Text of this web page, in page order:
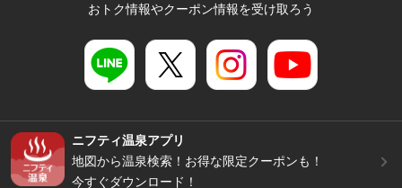
おトク情報やクーポン情報を受け取ろう
ニフティ温泉アプリ
地図から温泉検索！お得な限定クーポンも！
今すぐダウンロード！